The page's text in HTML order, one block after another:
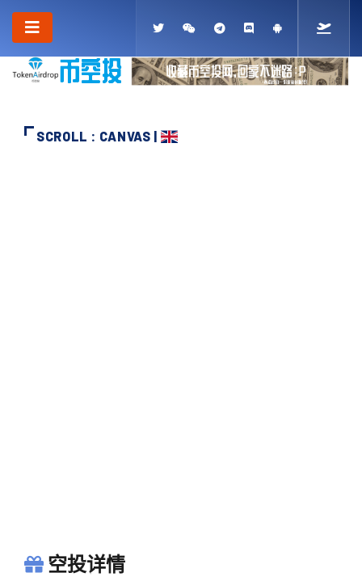
SCROLL : CANVAS |
空投详情